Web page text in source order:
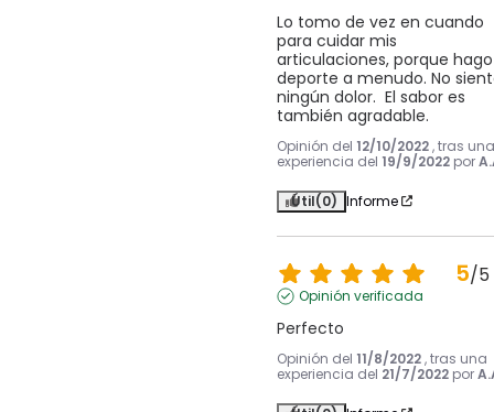
Lo tomo de vez en cuando
para cuidar mis
articulaciones, porque hago
deporte a menudo. No
ningún dolor.  El sabor es
también agradable.
Opinión del 12/10/2022 , tras una
experiencia del 19/9/2022 por
Útil(0) Informe
5/5
Opinión verificada
Perfecto
Opinión del 11/8/2022 , tras una
experiencia del 21/7/2022 por